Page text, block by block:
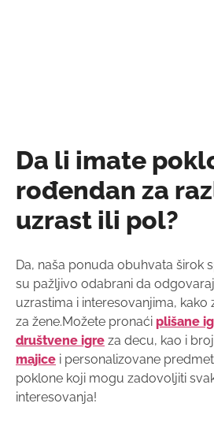
Da li imate
rođendan za
uzrast ili pol?
Da, naša ponuda obuhvata širok
su pažljivo odabrani da
uzrastima i interesovanjima, kako
za žene.Možete pronaći plišane
društvene igre za decu, kao i
majice i personalizovane
poklone koji mogu zadovoljiti
interesovanja!